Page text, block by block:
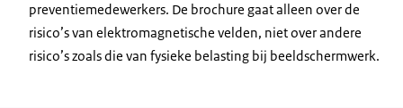
preventiemedewerkers. De brochure gaat alleen over de
risico’s van elektromagnetische velden, niet over andere
risico’s zoals die van fysieke belasting bij beeldschermwerk.